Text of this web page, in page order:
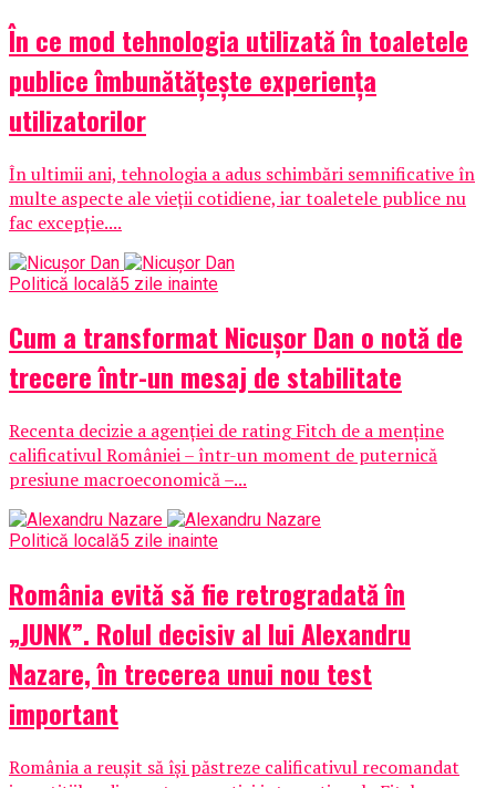
În ce mod tehnologia utilizată în toaletele
publice îmbunătățește experiența
utilizatorilor
În ultimii ani, tehnologia a adus schimbări semnificative în
multe aspecte ale vieții cotidiene, iar toaletele publice nu
fac excepție....
Politică locală5 zile inainte
Cum a transformat Nicușor Dan o notă de
trecere într-un mesaj de stabilitate
Recenta decizie a agenției de rating Fitch de a menține
calificativul României – într-un moment de puternică
presiune macroeconomică –...
Politică locală5 zile inainte
România evită să fie retrogradată în
„JUNK”. Rolul decisiv al lui Alexandru
Nazare, în trecerea unui nou test
important
România a reușit să își păstreze calificativul recomandat